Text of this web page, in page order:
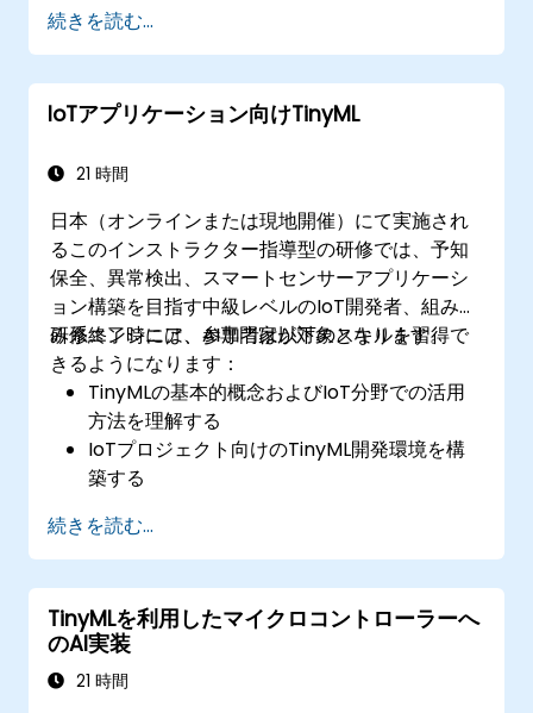
続きを読む...
IoTアプリケーション向けTinyML
21 時間
日本（オンラインまたは現地開催）にて実施され
るこのインストラクター指導型の研修では、予知
保全、異常検出、スマートセンサーアプリケーシ
ョン構築を目指す中級レベルのIoT開発者、組み込
み系エンジニア、AI専門家が対象となります。
研修終了時には、参加者は以下のスキルを習得で
きるようになります：
TinyMLの基本的概念およびIoT分野での活用
方法を理解する
IoTプロジェクト向けのTinyML開発環境を構
築する
習モデルを開発・展開する
TinyMLを用いて予知保全および異常検出シス
テムを実装する
電力消費やメモリ利用効率の観点からTinyML
モデルを最適化する
続きを読む...
TinyMLを利用したマイクロコントローラーへ
のAI実装
21 時間